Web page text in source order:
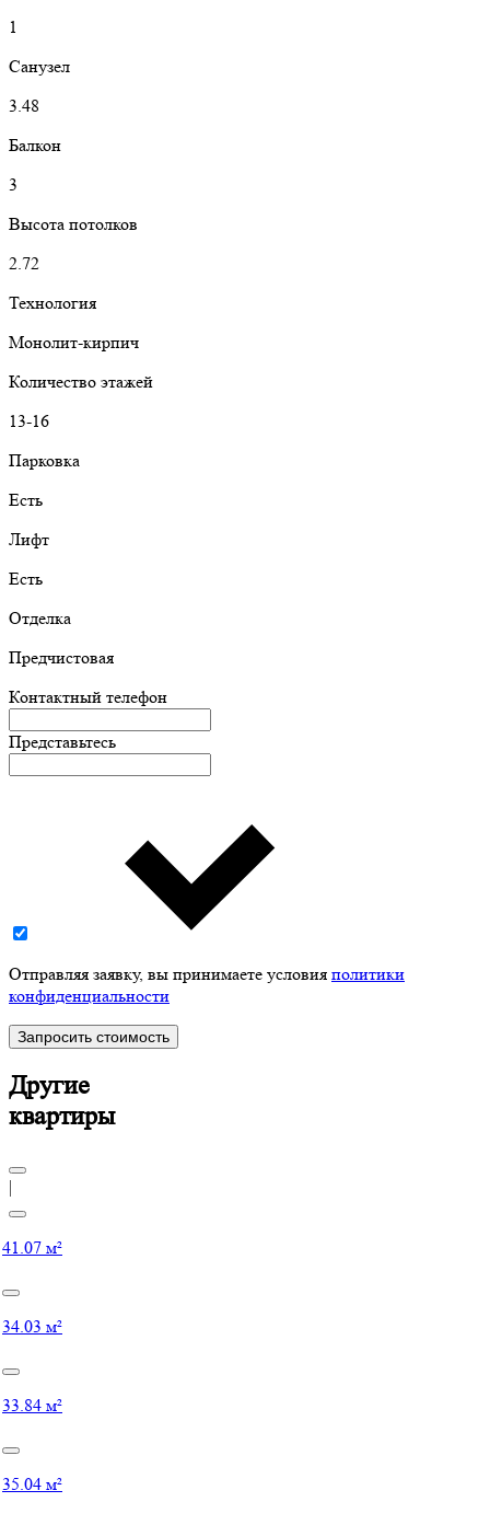
1
Санузел
3.48
Балкон
3
Высота потолков
2.72
Технология
Монолит-кирпич
Количество этажей
13-16
Парковка
Есть
Лифт
Есть
Отделка
Предчистовая
Контактный телефон
Представьтесь
Отправляя заявку, вы принимаете условия политики
конфиденциальности
Запросить стоимость
Другие
квартиры
|
41.07 м²
34.03 м²
33.84 м²
35.04 м²